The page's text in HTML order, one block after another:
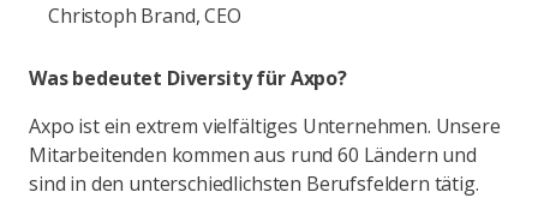
Christoph Brand, CEO
Was bedeutet Diversity für Axpo?
Axpo ist ein extrem vielfältiges Unternehmen. Unsere
Mitarbeitenden kommen aus rund 60 Ländern und
sind in den unterschiedlichsten Berufsfeldern tätig.